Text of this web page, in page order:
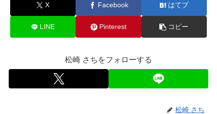
X Facebook はてブ
LINE Pinterest コピー
松崎 さちをフォローする
松崎 さち